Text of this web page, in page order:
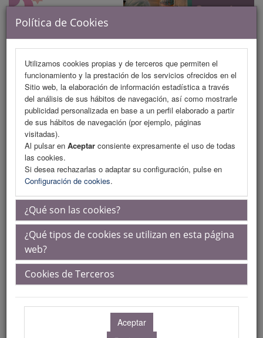
Política de Cookies
Utilizamos cookies propias y de terceros que permiten el
funcionamiento y la prestación de los servicios ofrecidos en el
Sitio web, la elaboración de información estadística a través
del análisis de sus hábitos de navegación, así como mostrarle
publicidad personalizada en base a un perfil elaborado a partir
de sus hábitos de navegación (por ejemplo, páginas
visitadas).
Al pulsar en Aceptar consiente expresamente el uso de todas
las cookies.
Si desea rechazarlas o adaptar su configuración, pulse en
Configuración de cookies.
¿Qué son las cookies?
¿Qué tipos de cookies se utilizan en esta página
web?
Cookies de Terceros
MENU
Programa
Programa (PDF)
Cronograma
Plantillas
Talleres
Acreditaciones científicas
Isabel Rodríguez Bravo